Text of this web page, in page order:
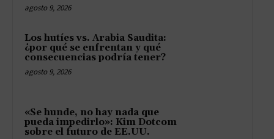
agosto 9, 2026
Los hutíes vs. Arabia Saudita:
¿por qué se enfrentan y qué
consecuencias podría tener?
agosto 9, 2026
«Se hunde, no hay nada que
pueda impedirlo»: Kim Dotcom
sobre el futuro de EE.UU.